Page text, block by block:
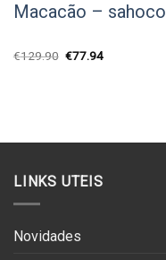
Macacão – sahoco
€129.90 O
€77.94O
LINKS UTEIS
Novidades